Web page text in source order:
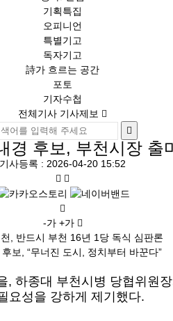
기획특집
오피니언
특별기고
독자기고
詩가 흐르는 공간
포토
기자수첩
전체기사 기사제보
경 후보, 부천시장 출
기사등록 : 2026-04-20 15:52
-가 +가
, 반드시 부천 16년 1당 독식 심판론
보, “무너진 도시, 정치부터 바꾼다”
하종대 부천시병 당협위원
요성을 강하게 제기했다.